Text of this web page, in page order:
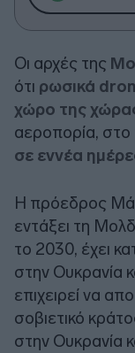
Οι αρχές της
ότι ρωσικά
χώρο της
αεροπορία, στο
σε εννέα
Η πρόεδρος
εντάξει τη
το 2030, έχει
στην Ουκρανία
επιχειρεί να
σοβιετικό
στην Ουκρανία